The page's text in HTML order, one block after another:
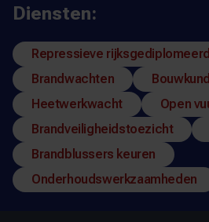
Diensten:
Repressieve
Brandwachten
Heetwerkwacht
Open
Brandveiligheidstoezicht
Brandblussers keuren
Onderhoudswerkzaamheden